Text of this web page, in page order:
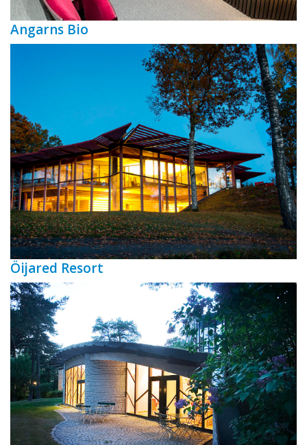
Angarns Bio
Öijared Resort